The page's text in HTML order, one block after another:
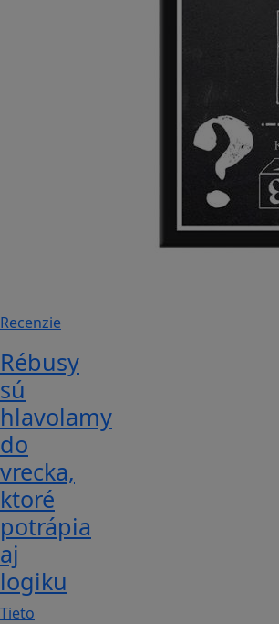
Recenzie
Rébusy
sú
hlavolamy
do
vrecka,
ktoré
potrápia
aj
logiku
Tieto